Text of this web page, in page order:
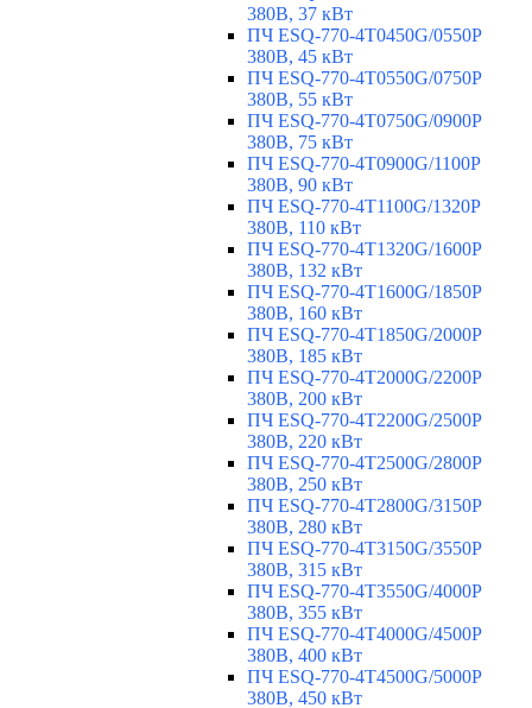
380В, 37 кВт
ПЧ ESQ-770-4T0450G/0550P
380В, 45 кВт
ПЧ ESQ-770-4T0550G/0750P
380В, 55 кВт
ПЧ ESQ-770-4T0750G/0900P
380В, 75 кВт
ПЧ ESQ-770-4T0900G/1100P
380В, 90 кВт
ПЧ ESQ-770-4T1100G/1320P
380В, 110 кВт
ПЧ ESQ-770-4T1320G/1600P
380В, 132 кВт
ПЧ ESQ-770-4T1600G/1850P
380В, 160 кВт
ПЧ ESQ-770-4T1850G/2000P
380В, 185 кВт
ПЧ ESQ-770-4T2000G/2200P
380В, 200 кВт
ПЧ ESQ-770-4T2200G/2500P
380В, 220 кВт
ПЧ ESQ-770-4T2500G/2800P
380В, 250 кВт
ПЧ ESQ-770-4T2800G/3150P
380В, 280 кВт
ПЧ ESQ-770-4T3150G/3550P
380В, 315 кВт
ПЧ ESQ-770-4T3550G/4000P
380В, 355 кВт
ПЧ ESQ-770-4T4000G/4500P
380В, 400 кВт
ПЧ ESQ-770-4T4500G/5000P
380В, 450 кВт